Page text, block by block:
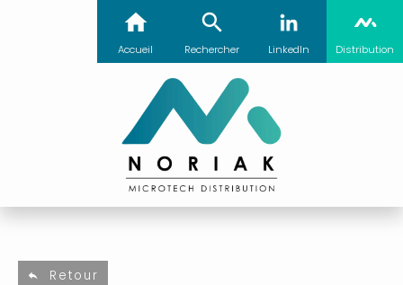
Accueil Rechercher LinkedIn Distribution
Retour